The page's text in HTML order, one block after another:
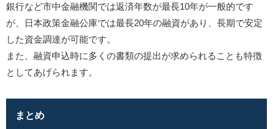
銀行など市中金融機関では返済年数が最長10年が一般的です
が、日本政策金融公庫では最長20年の融資があり、長期で安定
した資金調達が可能です。
また、融資申込時に多くの書類の提出が求められることも特徴
としてあげられます。
まとめ